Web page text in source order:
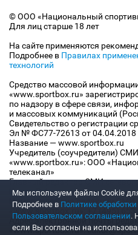
© ООО «Национальный
Для лиц старше 18 лет
На сайте применяются
Подробнее в Правилах
технологий
Средство массовой
«www.sportbox.ru»
по надзору в сфере связи,
и массовых коммуникаций
Свидетельство о регистрации
Эл № ФС77-72613 от 04.04.2018
Название — www.sportbox.ru
Учредитель (соучредители)
«www.sportbox.ru»: ООО
телеканал»
Главный редактор СМИ
Конов В.А.
Номер телефона редакции СМИ
«www.sportbox.ru»: +7 (495) 653
Адрес электронной почты
«www.sportbox.ru»:
Мы используем файлы Сookie
Подробнее в Политике
Пользовательском соглашении.
если Вы согласны на